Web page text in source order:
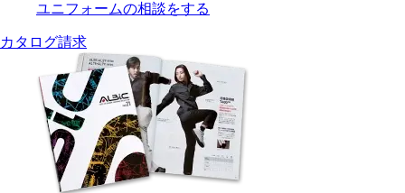
ユニフォームの相談をする
カタログ請求